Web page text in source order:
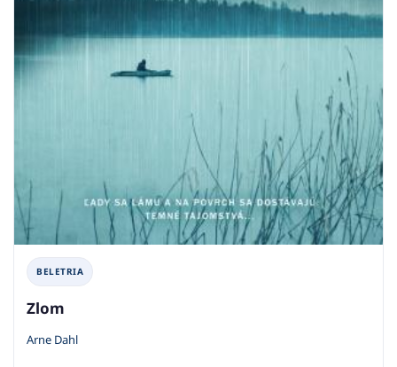
BELETRIA
Zlom
Arne Dahl